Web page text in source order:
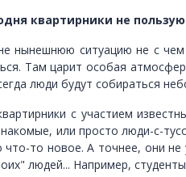
квартирники не
нынешнюю ситуацию не с чем
Там царит особая
люди будут собираться
с участием
или просто люди-с-
что-то новое. А точнее, они
людей... Например,